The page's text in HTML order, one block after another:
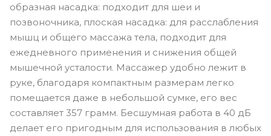
образная насадка: подходит для шеи и
позвоночника, плоская насадка: для расслабления
мышц и общего массажа тела, подходит для
ежедневного применения и снижения общей
мышечной усталости. Массажер удобно лежит в
руке, благодаря компактным размерам легко
помещается даже в небольшой сумке, его вес
составляет 357 грамм. Бесшумная работа в 40 дБ
делает его пригодным для использования в любых